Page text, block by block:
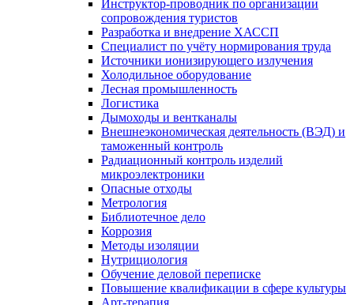
Инструктор-проводник по организации
сопровождения туристов
Разработка и внедрение ХАССП
Специалист по учёту нормирования труда
Источники ионизирующего излучения
Холодильное оборудование
Лесная промышленность
Логистика
Дымоходы и вентканалы
Внешнеэкономическая деятельность (ВЭД) и
таможенный контроль
Радиационный контроль изделий
микроэлектроники
Опасные отходы
Метрология
Библиотечное дело
Коррозия
Методы изоляции
Нутрициология
Обучение деловой переписке
Повышение квалификации в сфере культуры
Арт-терапия